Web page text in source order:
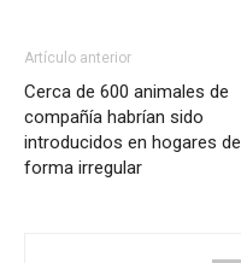
Artículo anterior
Cerca de 600 animales de
compañía habrían sido
introducidos en hogares de
forma irregular